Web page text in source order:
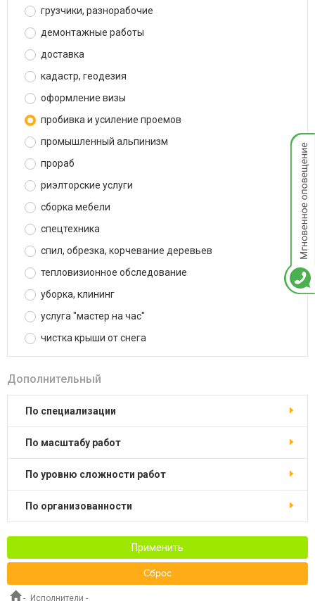
грузчики, разнорабочие
демонтажные работы
доставка
кадастр, геодезия
оформление визы
пробивка и усиление проемов
промышленный альпинизм
прораб
риэлторские услуги
сборка мебели
спецтехника
спил, обрезка, корчевание деревьев
тепловизионное обследование
уборка, клининг
услуга "мастер на час"
чистка крыши от снега
Дополнительный
по специализации
по масштабу работ
по уровню сложности работ
по организованности
Применить
Сброс
- Исполнители -